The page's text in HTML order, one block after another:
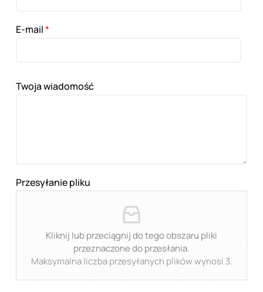
E-mail*
Twoja wiadomość
Przesyłanie pliku
Kliknij lub przeciągnij do tego obszaru pliki
przeznaczone do przesłania.
Maksymalna liczba przesyłanych plików wynosi 3.